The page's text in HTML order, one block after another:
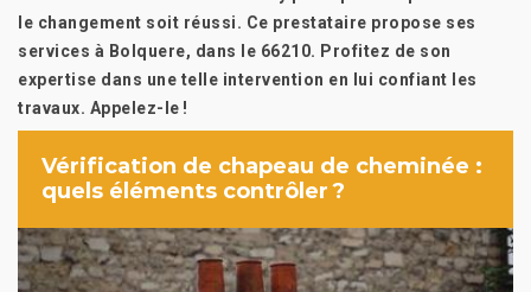
le changement soit réussi. Ce prestataire propose ses
services à Bolquere, dans le 66210. Profitez de son
expertise dans une telle intervention en lui confiant les
travaux. Appelez-le !
Vérification de chapeau de cheminée :
quels éléments contrôler ?